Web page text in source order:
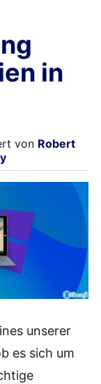
in
von Robert
unserer
es sich um